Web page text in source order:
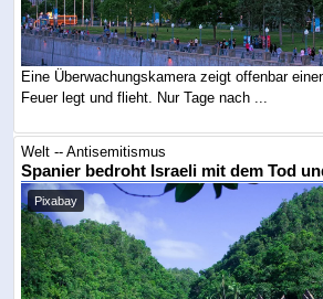
Eine Überwachungskamera zeigt offenbar
Feuer legt und flieht. Nur Tage nach ...
Welt -- Antisemitismus
Spanier bedroht Israeli mit dem Tod
Pixabay